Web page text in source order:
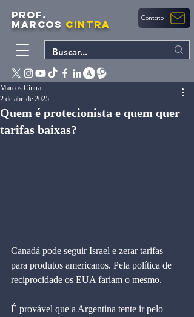
PROF.
MARCOS CINTRA Contato
Quem é protecionista e quem quer
tarifas baixas?
Marcos Cintra
2 de abr. de 2025
Canadá pode seguir Israel e zerar tarifas
para produtos americanos. Pela política de
reciprocidade os EUA fariam o mesmo.
É provável que a Argentina tente ir pelo